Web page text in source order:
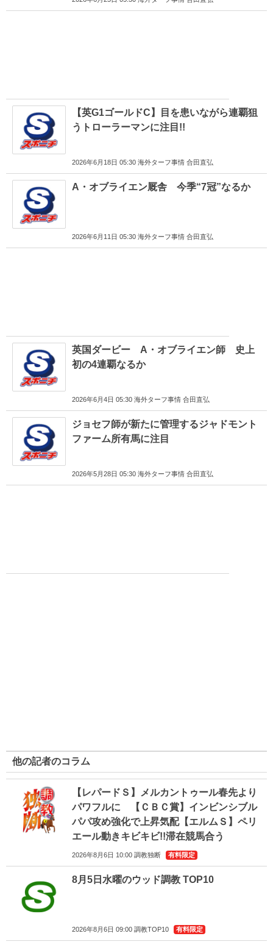
【英G1ゴールドC】目を患いながら連覇狙
うトローラーマンに注目!!
2026年6月18日 05:30 海外ターフ事情 合田直弘
A・オブライエン厩舎 今季“7冠”なるか
2026年6月11日 05:30 海外ターフ事情 合田直弘
英国ダービー A・オブライエン師 史上
初の4連覇なるか
2026年6月4日 05:30 海外ターフ事情 合田直弘
ジョセフ師が新たに管理するジャドモント
ファーム所有馬に注目
2026年5月28日 05:30 海外ターフ事情 合田直弘
他の記者のコラム
【レパードＳ】メルカントゥール春先より
パワフルに 【ＣＢＣ賞】インビンシブル
パパ攻め強化で上昇気配【エルムＳ】ペリ
エール動きキビキビ!!滞在競馬合う
2026年8月6日 10:00 調教独断 有料限定
8月5日水曜のウッド調教 TOP10
2026年8月6日 09:00 調教TOP10 有料限定